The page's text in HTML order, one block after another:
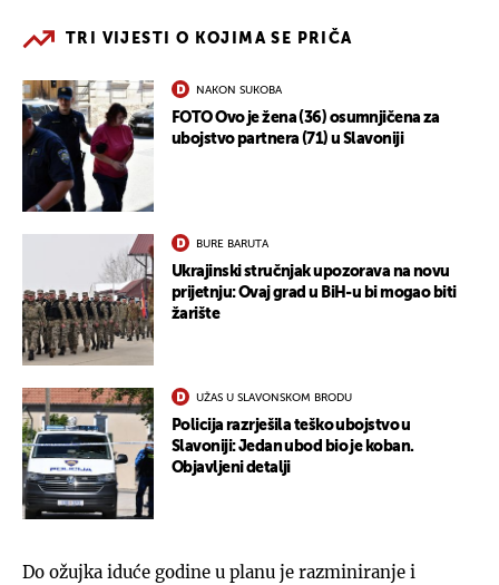
TRI VIJESTI O KOJIMA SE PRIČA
NAKON SUKOBA
FOTO Ovo je žena (36) osumnjičena za
ubojstvo partnera (71) u Slavoniji
BURE BARUTA
Ukrajinski stručnjak upozorava na novu
prijetnju: Ovaj grad u BiH-u bi mogao biti
žarište
UŽAS U SLAVONSKOM BRODU
Policija razrješila teško ubojstvo u
Slavoniji: Jedan ubod bio je koban.
Objavljeni detalji
Do ožujka iduće godine u planu je razminiranje i